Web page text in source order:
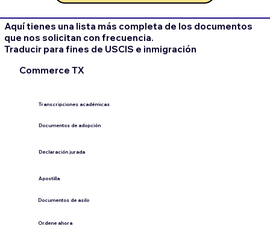
Transcripciones académicas
Documentos de adopción
Declaración jurada
​Apostilla
Documentos de asilo
Ordene ahora
Aquí tienes una lista más completa de los documentos
que nos solicitan con frecuencia.
Traducir para fines de USCIS e inmigración
Commerce TX